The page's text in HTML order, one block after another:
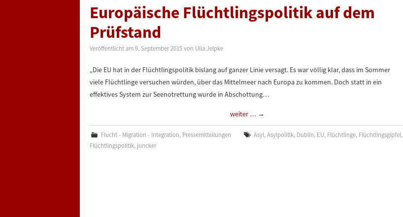
Europäische Flüchtlingspolitik auf dem
Prüfstand
Veröffentlicht am 9. September 2015 von Ulla Jelpke
„Die EU hat in der Flüchtlingspolitik bislang auf ganzer Linie versagt. Es war völlig klar, dass im Sommer
viele Flüchtlinge versuchen würden, über das Mittelmeer nach Europa zu kommen. Doch statt in ein
effektives System zur Seenotrettung wurde in Abschottung…
weiter … →
Flucht - Migration - Integration, Pressemitteilungen Asyl,Asylpolitik, Dublin, EU, Flüchtlinge, Flüchtlingsgipfel,
Flüchtlingspolitik, juncker